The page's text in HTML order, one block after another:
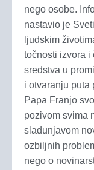
nego osobe.
nastavio je
ljudskim
točnosti izvora i
sredstva u
i otvaranju puta
Papa Franjo
pozivom svima
sladunjavom
ozbiljnih
nego o